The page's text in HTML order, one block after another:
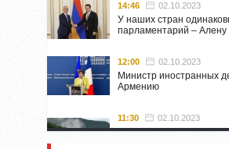
14:46 02.10.2023
У наших стран
парламентарий –
12:00 02.10.2023
Министр иностранных
Армению
11:30 02.10.2023
Самвел Шахраманян и